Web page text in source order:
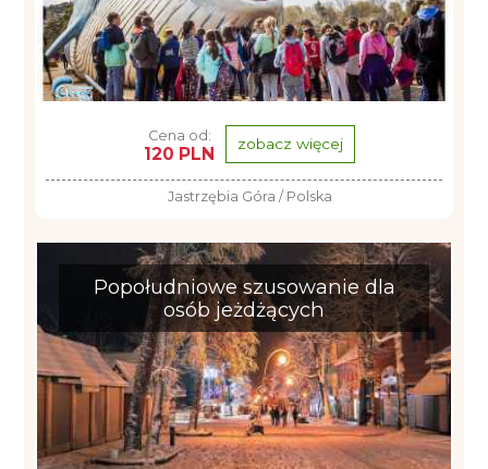
Cena od:
120 PLN zobacz więcej
Jastrzębia Góra / Polska
Popołudniowe szusowanie dla
osób jeżdżących